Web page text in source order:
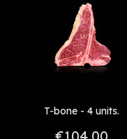
T-bone - 4 units.